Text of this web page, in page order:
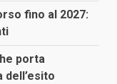
fino al 2027:
porta
dell’esito